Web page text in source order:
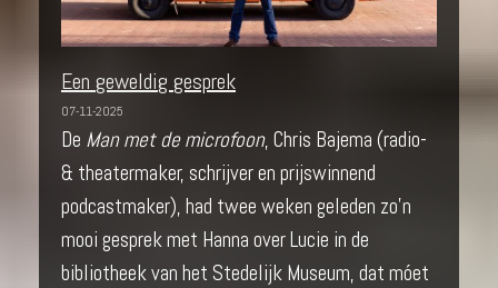
Een geweldig gesprek
07-11-2025
De Man met de microfoon, Chris Bajema (radio-
& theatermaker, schrijver en prijswinnend
podcastmaker), had twee weken geleden zo’n
mooi gesprek met Hanna over Lucie in de
bibliotheek van het Stedelijk Museum, dat móet